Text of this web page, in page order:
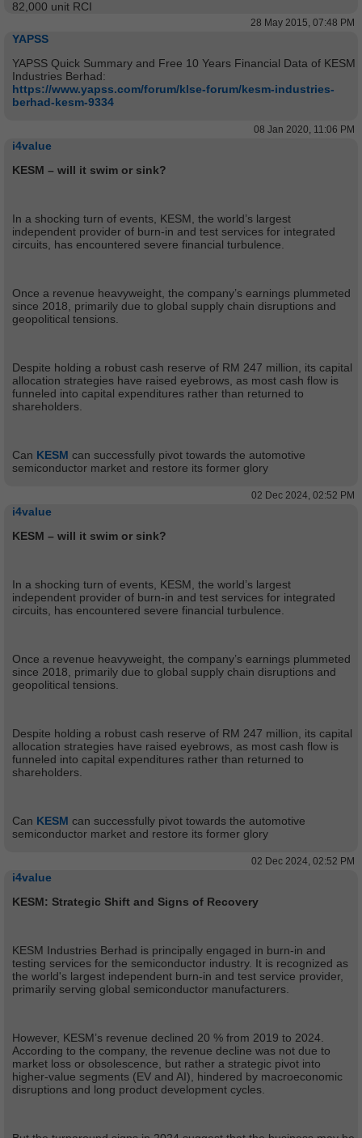
82,000 unit RCI
28 May 2015, 07:48 PM
YAPSS
YAPSS Quick Summary and Free 10 Years Financial Data of KESM
Industries Berhad:
https://www.yapss.com/forum/klse-forum/kesm-industries-
berhad-kesm-9334
08 Jan 2020, 11:06 PM
i4value
KESM – will it swim or sink?
In a shocking turn of events, KESM, the world’s largest
independent provider of burn-in and test services for integrated
circuits, has encountered severe financial turbulence.
Once a revenue heavyweight, the company’s earnings plummeted
since 2018, primarily due to global supply chain disruptions and
geopolitical tensions.
Despite holding a robust cash reserve of RM 247 million, its capital
allocation strategies have raised eyebrows, as most cash flow is
funneled into capital expenditures rather than returned to
shareholders.
Can KESM can successfully pivot towards the automotive
semiconductor market and restore its former glory
02 Dec 2024, 02:52 PM
i4value
KESM – will it swim or sink?
In a shocking turn of events, KESM, the world’s largest
independent provider of burn-in and test services for integrated
circuits, has encountered severe financial turbulence.
Once a revenue heavyweight, the company’s earnings plummeted
since 2018, primarily due to global supply chain disruptions and
geopolitical tensions.
Despite holding a robust cash reserve of RM 247 million, its capital
allocation strategies have raised eyebrows, as most cash flow is
funneled into capital expenditures rather than returned to
shareholders.
Can KESM can successfully pivot towards the automotive
semiconductor market and restore its former glory
02 Dec 2024, 02:52 PM
i4value
KESM: Strategic Shift and Signs of Recovery
KESM Industries Berhad is principally engaged in burn-in and
testing services for the semiconductor industry. It is recognized as
the world's largest independent burn-in and test service provider,
primarily serving global semiconductor manufacturers.
However, KESM’s revenue declined 20 % from 2019 to 2024.
According to the company, the revenue decline was not due to
market loss or obsolescence, but rather a strategic pivot into
higher-value segments (EV and AI), hindered by macroeconomic
disruptions and long product development cycles.